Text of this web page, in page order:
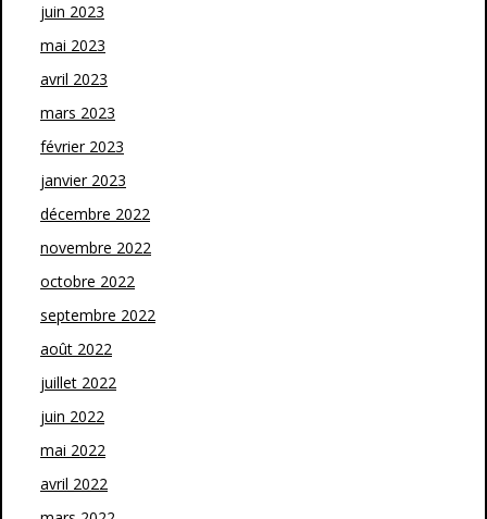
juin 2023
mai 2023
avril 2023
mars 2023
février 2023
janvier 2023
décembre 2022
novembre 2022
octobre 2022
septembre 2022
août 2022
juillet 2022
juin 2022
mai 2022
avril 2022